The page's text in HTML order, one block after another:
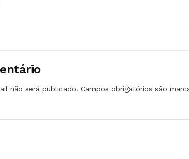
não será publicado. Campos obrigatórios são